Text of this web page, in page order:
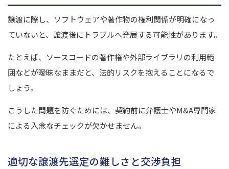
譲渡に際し、ソフトウェアや著作物の権利関係が明確になっ
ていないと、譲渡後にトラブルへ発展する可能性があります。
たとえば、ソースコードの著作権や外部ライブラリの利用範
囲などが曖昧なままだと、法的リスクを抱えることになるで
しょう。
こうした問題を防ぐためには、契約前に弁護士やM&A専門家
による入念なチェックが欠かせません。
適切な譲渡先選定の難しさと交渉負担